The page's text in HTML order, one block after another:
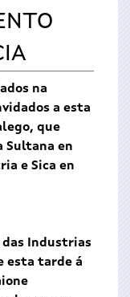
na
a esta
que
Sultana en
e Sica en
das Industrias
esta tarde á